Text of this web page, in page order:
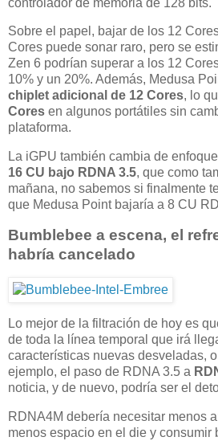
Sobre el papel, bajar de los 12
Cores puede sonar raro, pero se
Zen 6 podrían superar a los 12
10% y un 20%. Además, Medusa
chiplet adicional de 12 Cores, lo
Cores en algunos portátiles sin
plataforma.
La iGPU también cambia de
16 CU bajo RDNA 3.5, que como
mañana, no sabemos si finalmente
que Medusa Point bajaría a 8 CU
Bumblebee a escena, el
habría cancelado
Lo mejor de la filtración de hoy es
de toda la línea temporal que irá
características nuevas desveladas,
ejemplo, el paso de RDNA 3.5 a
noticia, y de nuevo, podría ser el
RDNA4M debería necesitar menos
menos espacio en el die y consumir